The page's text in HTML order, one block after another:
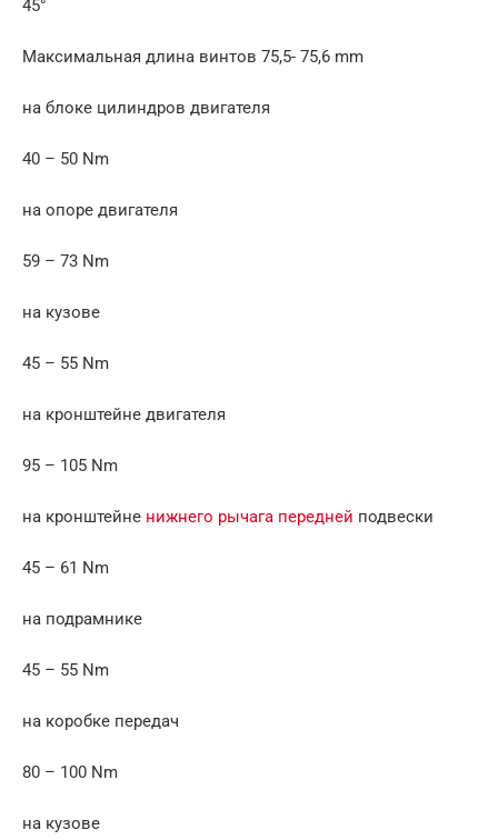
45°
Максимальная длина винтов 75,5- 75,6 mm
на блоке цилиндров двигателя
40 – 50 Nm
на опоре двигателя
59 – 73 Nm
на кузове
45 – 55 Nm
на кронштейне двигателя
95 – 105 Nm
на кронштейне нижнего рычага передней подвески
45 – 61 Nm
на подрамнике
45 – 55 Nm
на коробке передач
80 – 100 Nm
на кузове